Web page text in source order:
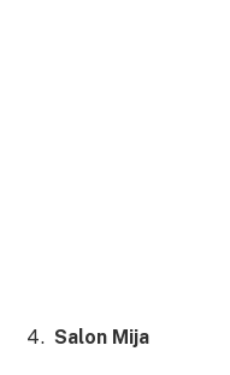
Salon Mija